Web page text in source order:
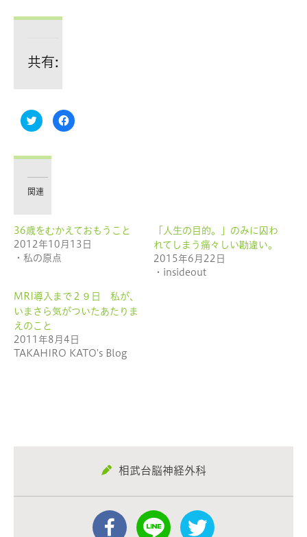
共有:
ク
リ
て
で
有
ウ
ィ
ン
ド
ウ
で
ま
す)
Facebook
で
て
く
だ
さ
ウ
ィ
ン
ド
開
き
ま
関連
36歳をむかえておもうこと
2012年10月13日
・私の原点
「人生の目的。」のみに囚わ
れてしまう痛々しい勘違い。
2015年6月22日
・insideout
MRI導入まで２９日 私が、
いまさら気がついたあたりま
えのこと
2011年8月4日
TAKAHIRO KATO's Blog
相武台脳神経外科